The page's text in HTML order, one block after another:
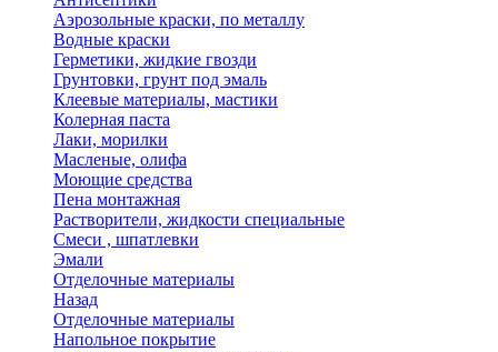
Аэрозольные краски, по металлу
Водные краски
Герметики, жидкие гвозди
Грунтовки, грунт под эмаль
Клеевые материалы, мастики
Колерная паста
Лаки, морилки
Масленые, олифа
Моющие средства
Пена монтажная
Растворители, жидкости специальные
Смеси , шпатлевки
Эмали
Отделочные материалы
Назад
Отделочные материалы
Напольное покрытие